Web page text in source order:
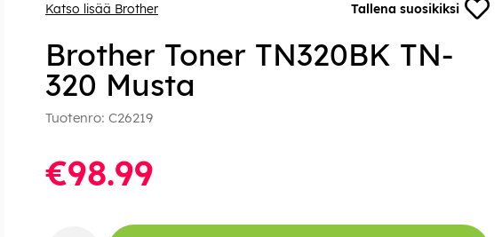
Katso lisää Brother Tallena suosikiksi
Brother Toner TN320BK TN-
320 Musta
Tuotenro: C26219
€98.99